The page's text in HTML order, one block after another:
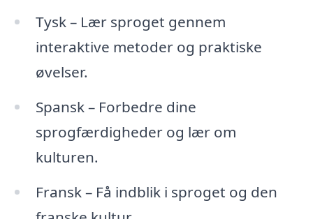
Tysk – Lær sproget gennem
interaktive metoder og praktiske
øvelser.
Spansk – Forbedre dine
sprogfærdigheder og lær om
kulturen.
Fransk – Få indblik i sproget og den